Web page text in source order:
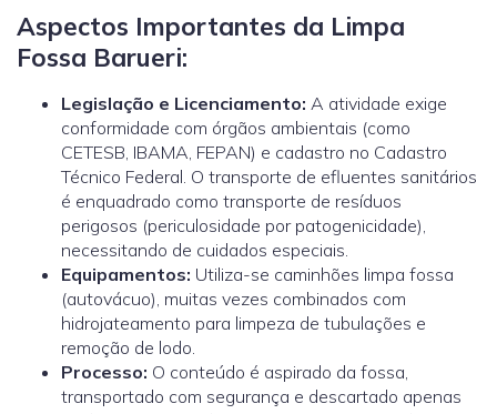
Aspectos Importantes da Limpa
Fossa Barueri:
Legislação e Licenciamento: A atividade exige
conformidade com órgãos ambientais (como
CETESB, IBAMA, FEPAN) e cadastro no Cadastro
Técnico Federal. O transporte de efluentes sanitários
é enquadrado como transporte de resíduos
perigosos (periculosidade por patogenicidade),
necessitando de cuidados especiais.
Equipamentos: Utiliza-se caminhões limpa fossa
(autovácuo), muitas vezes combinados com
hidrojateamento para limpeza de tubulações e
remoção de lodo.
Processo: O conteúdo é aspirado da fossa,
transportado com segurança e descartado apenas